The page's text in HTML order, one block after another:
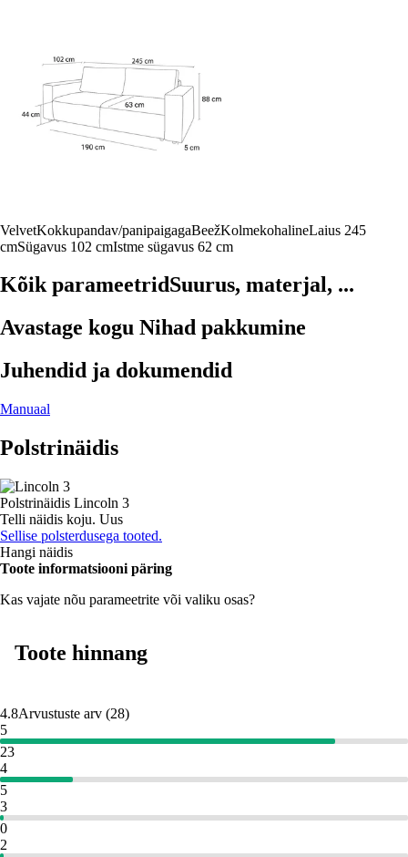
VelvetKokkupandav/panipaigagaBeežKolmekohalineLaius 245
cmSügavus 102 cmIstme sügavus 62 cm
Kõik parameetridSuurus, materjal, ...
Avastage kogu Nihad pakkumine
Juhendid ja dokumendid
Manuaal
Polstrinäidis
Polstrinäidis Lincoln 3
Telli näidis koju. Uus
Sellise polsterdusega tooted.
Hangi näidis
Toote informatsiooni päring
Kas vajate nõu parameetrite või valiku osas?
Toote hinnang
4.8Arvustuste arv (28)
5
23
4
5
3
0
2